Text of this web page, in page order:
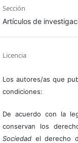
Sección
Artículos de
Licencia
Los autores/as que
condiciones:
De acuerdo con la
conservan los
Sociedadel derecho